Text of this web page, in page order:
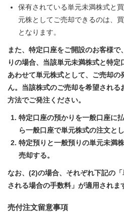
保有されている単元未満株式と
元株としてご売却できるのは、
となります。
また、特定口座をご開設のお客様
りの場合、当該単元未満株式と特
あわせて単元株式として、ご売却の
ん。当該株式のご売却を希望され
方法でご発注ください。
特定口座の預かりを一般口座に
ら一般口座で単元株式の注文と
特定預りと一般預りの単元未満
売却する。
なお、(2)の場合、それぞれ下記の
される場合の手数料」が適用されま
売付注文留意事項